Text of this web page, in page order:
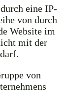
eine IP-
von durch
Website im
mit der
von